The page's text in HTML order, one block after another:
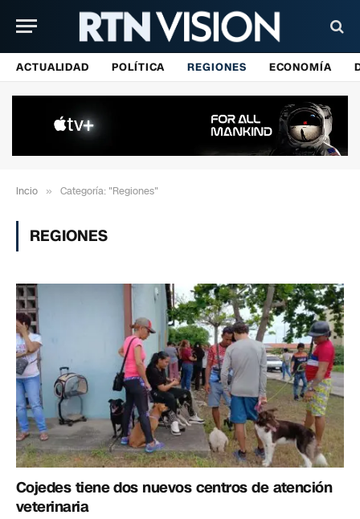
ACTUALIDAD POLÍTICA REGIONES ECONOMÍA
Incio » Categoría: "Regiones"
REGIONES
Cojedes tiene dos nuevos centros de atención
veterinaria